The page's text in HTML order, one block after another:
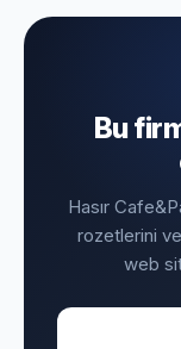
Bu
Hasır
rozetlerini
web